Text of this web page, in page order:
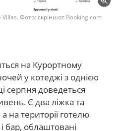
Фото: скріншот Booking.com
на Курортному
у котеджі з однією
серпня доведеться
Є два ліжка та
на території готелю
бар, облаштовані